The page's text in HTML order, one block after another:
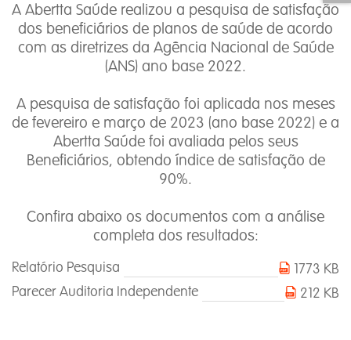
A Abertta Saúde realizou a pesquisa de satisfação
dos beneficiários de planos de saúde de acordo
com as diretrizes da Agência Nacional de Saúde
(ANS) ano base 2022.
A pesquisa de satisfação foi aplicada nos meses
de fevereiro e março de 2023 (ano base 2022) e a
Abertta Saúde foi avaliada pelos seus
Beneficiários, obtendo índice de satisfação de
90%.
Confira abaixo os documentos com a análise
completa dos resultados:
Relatório Pesquisa
1773 KB
Parecer Auditoria Independente
212 KB